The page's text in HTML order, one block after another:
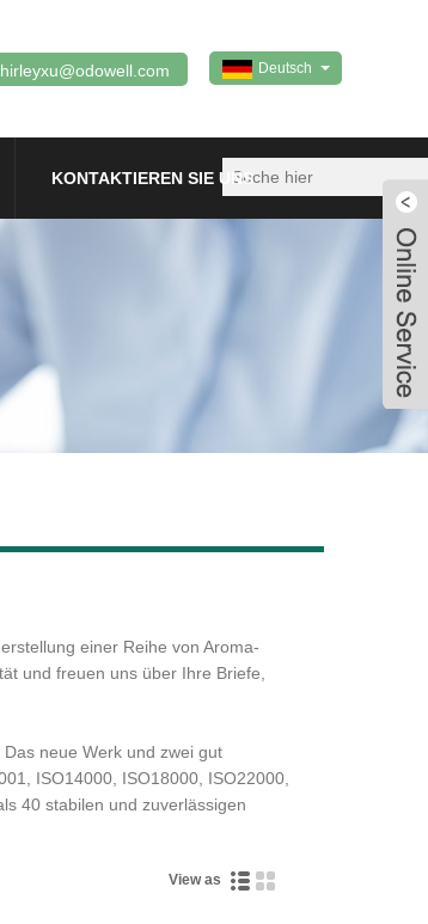
Deutsch
KONTAKTIEREN SIE UNS
einer Reihe von Aroma-
und freuen uns über Ihre Briefe,
neue Werk und zwei gut
ISO14000, ISO18000, ISO22000,
40 stabilen und zuverlässigen
View as